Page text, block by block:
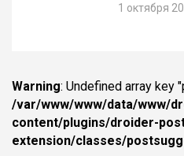
1 октября
Warning: Undefined array key
/var/www/www/data/www/
content/plugins/droider-
extension/classes/